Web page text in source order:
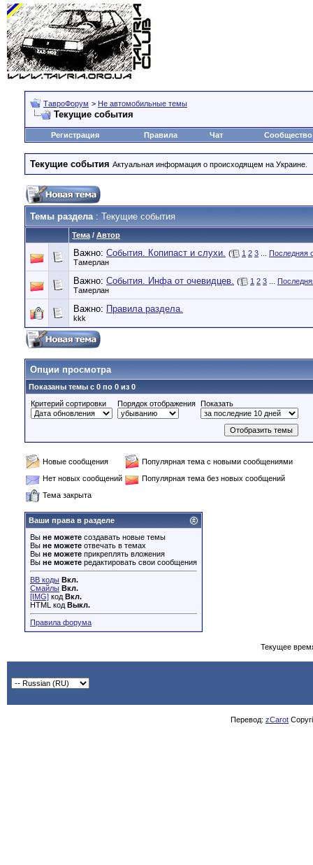
ТавроФорум > Не автомобильные темы
Текущие события
Регистрация Правила Чат Сообщество
Текущие события Актуальная информация о происходящем на Украине.
Темы раздела: Текущие события
Тема / Автор
Важно: События. Копипаст и слухи. ( 1 2 3
Последняя
Тамерлан
Важно: События. Инфа от очевидцев. ( 1 2 3
Тамерлан
Важно: Правила раздела.
kkk
Опции просмотра
Показаны темы с 0 по 0 из 0
Критерий сортировки
Порядок отображения Показать
Новые сообщения
Популярная тема с новыми сообщениями
Нет новых сообщений
Популярная тема без новых сообщений
Тема закрыта
Ваши права в разделе
Вы не можете создавать новые темы
Вы не можете отвечать в темах
Вы не можете прикреплять вложения
Вы не можете редактировать свои сообщения
BB коды Вкл.
Смайлы Вкл.
[IMG] код Вкл.
HTML код Выкл.
Правила форума
Текущее
Перевод: zCarot